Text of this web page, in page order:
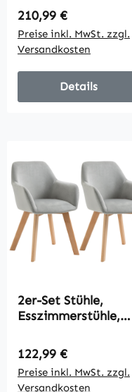
Wienergeflecht,
Massivholz, 49 cm x
56 cm x 96 cm,
Cremeweiß +Natur
Regulärer Preis:
210,99 €
Preise inkl. MwSt. zzgl.
Versandkosten
Details
2er-Set Stühle,
Esszimmerstühle,
Holzbeine, 54 cm x
57 cm x 80 cm, Grau
+ Natur
Regulärer Preis:
122,99 €
Preise inkl. MwSt. zzgl.
Versandkosten